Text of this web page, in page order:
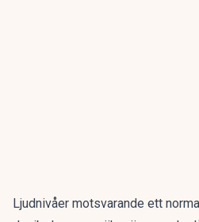
Ljudnivåer motsvarande ett